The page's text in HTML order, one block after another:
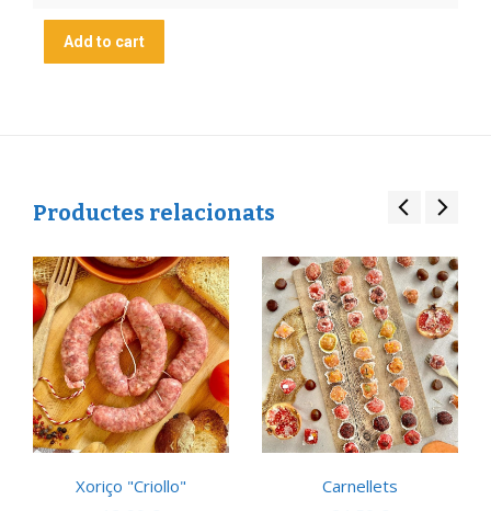
Add to cart
Productes relacionats
Xoriço "Criollo"
Carnellets